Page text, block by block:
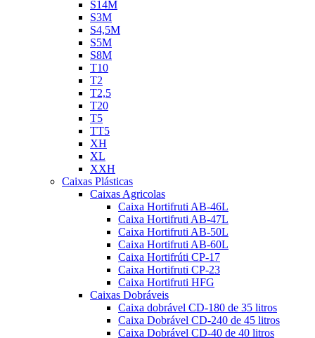
S14M
S3M
S4,5M
S5M
S8M
T10
T2
T2,5
T20
T5
TT5
XH
XL
XXH
Caixas Plásticas
Caixas Agricolas
Caixa Hortifruti AB-46L
Caixa Hortifruti AB-47L
Caixa Hortifruti AB-50L
Caixa Hortifruti AB-60L
Caixa Hortifrúti CP-17
Caixa Hortifruti CP-23
Caixa Hortifruti HFG
Caixas Dobráveis
Caixa dobrável CD-180 de 35 litros
Caixa Dobrável CD-240 de 45 litros
Caixa Dobrável CD-40 de 40 litros